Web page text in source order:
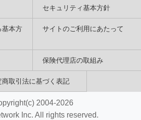
セキュリティ基本方針
基本方
サイトのご利用にあたって
保険代理店の取組み
商取引法に基づく表記
2004-2026
Inc. All rights reserved.